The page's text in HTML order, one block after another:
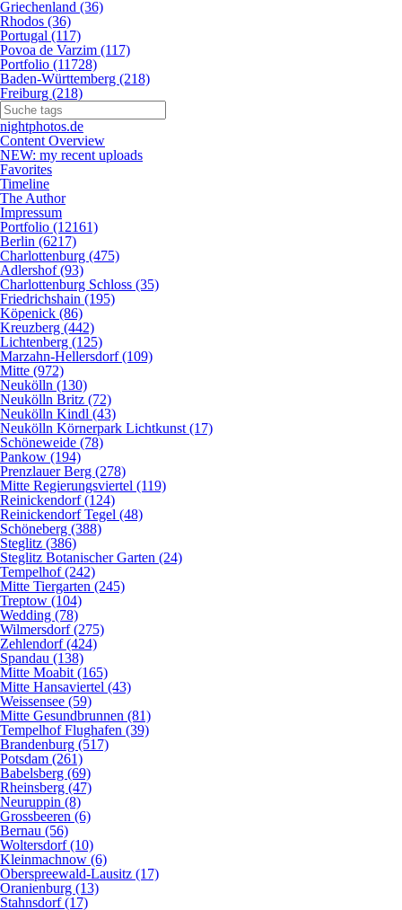
Griechenland (36)
Rhodos (36)
Portugal (117)
Povoa de Varzim (117)
Portfolio (11728)
Baden-Württemberg (218)
Freiburg (218)
nightphotos.de
Content Overview
NEW: my recent uploads
Favorites
Timeline
The Author
Impressum
Portfolio (12161)
Berlin (6217)
Charlottenburg (475)
Adlershof (93)
Charlottenburg Schloss (35)
Friedrichshain (195)
Köpenick (86)
Kreuzberg (442)
Lichtenberg (125)
Marzahn-Hellersdorf (109)
Mitte (972)
Neukölln (130)
Neukölln Britz (72)
Neukölln Kindl (43)
Neukölln Körnerpark Lichtkunst (17)
Schöneweide (78)
Pankow (194)
Prenzlauer Berg (278)
Mitte Regierungsviertel (119)
Reinickendorf (124)
Reinickendorf Tegel (48)
Schöneberg (388)
Steglitz (386)
Steglitz Botanischer Garten (24)
Tempelhof (242)
Mitte Tiergarten (245)
Treptow (104)
Wedding (78)
Wilmersdorf (275)
Zehlendorf (424)
Spandau (138)
Mitte Moabit (165)
Mitte Hansaviertel (43)
Weissensee (59)
Mitte Gesundbrunnen (81)
Tempelhof Flughafen (39)
Brandenburg (517)
Potsdam (261)
Babelsberg (69)
Rheinsberg (47)
Neuruppin (8)
Grossbeeren (6)
Bernau (56)
Woltersdorf (10)
Kleinmachnow (6)
Oberspreewald-Lausitz (17)
Oranienburg (13)
Stahnsdorf (17)